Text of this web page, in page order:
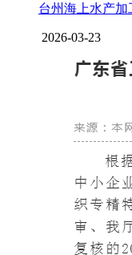
台州海上水产加
2026-03-23